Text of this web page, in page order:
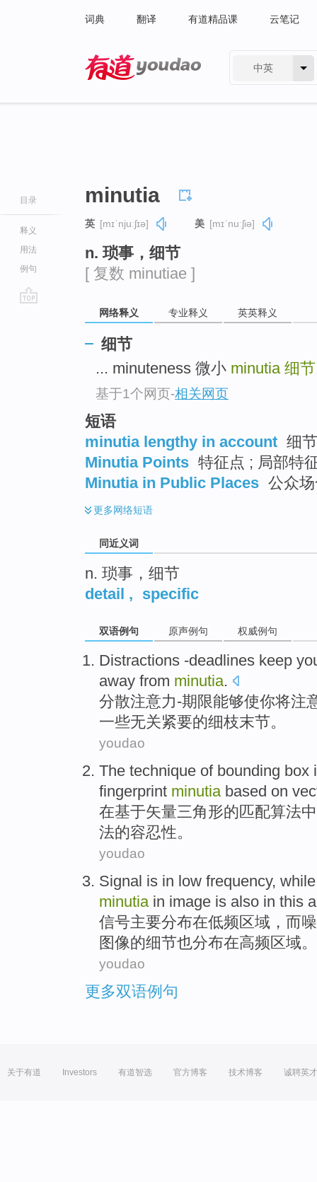
词典 翻译 有道精品课 云笔记
中英
目录
释义
用法
例句
minutia
英 [mɪˈnjuːʃɪə] 美 [mɪˈnuːʃiə]
n. 琐事，细节
[ 复数 minutiae ]
网络释义 专业释义 英英释义
细节
... minuteness 微小 minutia 细节
基于1个网页-相关网页
短语
minutia lengthy in account 细
Minutia Points 特征点 ; 局部特
Minutia in Public Places 公众
更多网络短语
同近义词
n. 琐事，细节
detail , specific
双语例句 原声例句 权威例句
Distractions -deadlines keep
away from minutia.
分散注意力-期限能够使你将注
一些无关紧要的细枝末节。
youdao
The technique of bounding box
fingerprint minutia based on
在基于矢量三角形的 匹配算法
法的容忍性。
youdao
Signal is in low frequency, while
minutia in image is also in this
信号主要分布在低频区域 ， 而
图像的细节也分布在高频区域。
youdao
更多双语例句
关于有道 Investors 有道智选 官方博客 技术博客 诚聘英才